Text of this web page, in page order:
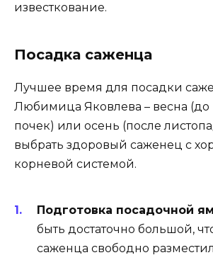
известкование.
Посадка саженца
Лучшее время для посадки
Любимица Яковлева – весна (до
почек) или осень (после
выбрать здоровый саженец с
корневой системой.
Подготовка посадочной
быть достаточно большой,
саженца свободно